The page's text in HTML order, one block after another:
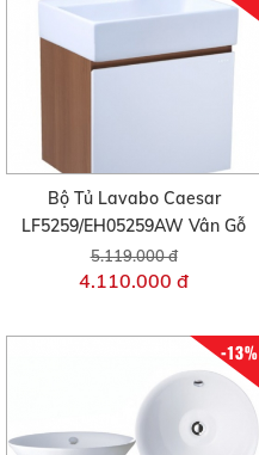
Bộ Tủ Lavabo Caesar
LF5259/EH05259AW Vân Gỗ
5.119.000 đ
4.110.000 đ
-13%